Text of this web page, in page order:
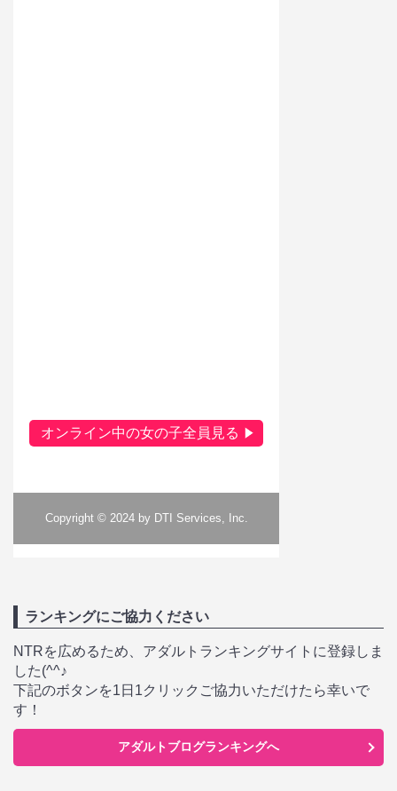
ランキングにご協力ください
NTRを広めるため、アダルトランキングサイトに登録しま
した(^^♪
下記のボタンを1日1クリックご協力いただけたら幸いで
す！
アダルトブログランキングへ